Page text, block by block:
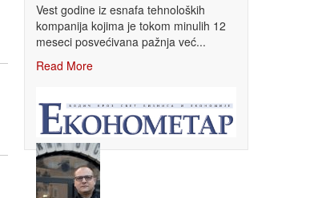
Vest godine iz esnafa tehnoloških
kompanija kojima je tokom minulih 12
meseci posvećivana pažnja već...
Read More